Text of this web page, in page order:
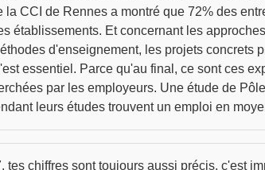
la CCI de Rennes a montré que 72% des
établissements. Et concernant les
d'enseignement, les projets
essentiel. Parce qu'au final, ce sont ces
par les employeurs. Une étude de
leurs études trouvent un emploi en
tes chiffres sont toujours aussi précis, c'est